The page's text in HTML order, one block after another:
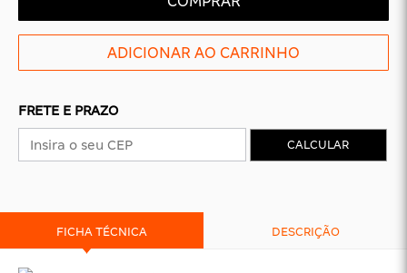
FRETE E PRAZO
CALCULAR
FICHA TÉCNICA DESCRIÇÃO